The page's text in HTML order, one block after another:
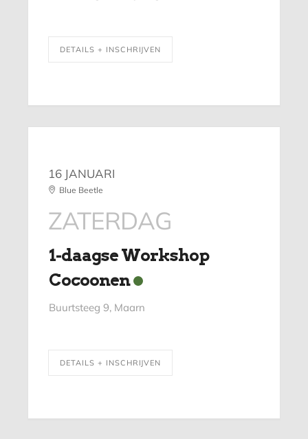
DETAILS + INSCHRIJVEN
16 JANUARI
Blue Beetle
ZATERDAG
1-daagse Workshop
Cocoonen
Buurtsteeg 9, Maarn
DETAILS + INSCHRIJVEN